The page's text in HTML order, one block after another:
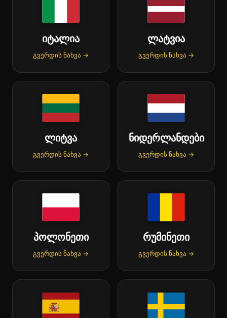
იტალია
გვერდის ნახვა →
ლატვია
გვერდის ნახვა →
ლიტვა
გვერდის ნახვა →
ნიდერლანდები
გვერდის ნახვა →
პოლონეთი
გვერდის ნახვა →
რუმინეთი
გვერდის ნახვა →